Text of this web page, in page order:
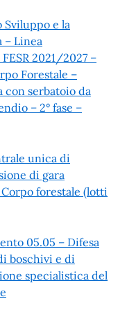
Sviluppo e la
– Linea
2021/2027 –
Forestale –
con serbatoio da
– 2° fase –
unica di
di gara
forestale (lotti
05.05 – Difesa
boschivi e di
specialistica del